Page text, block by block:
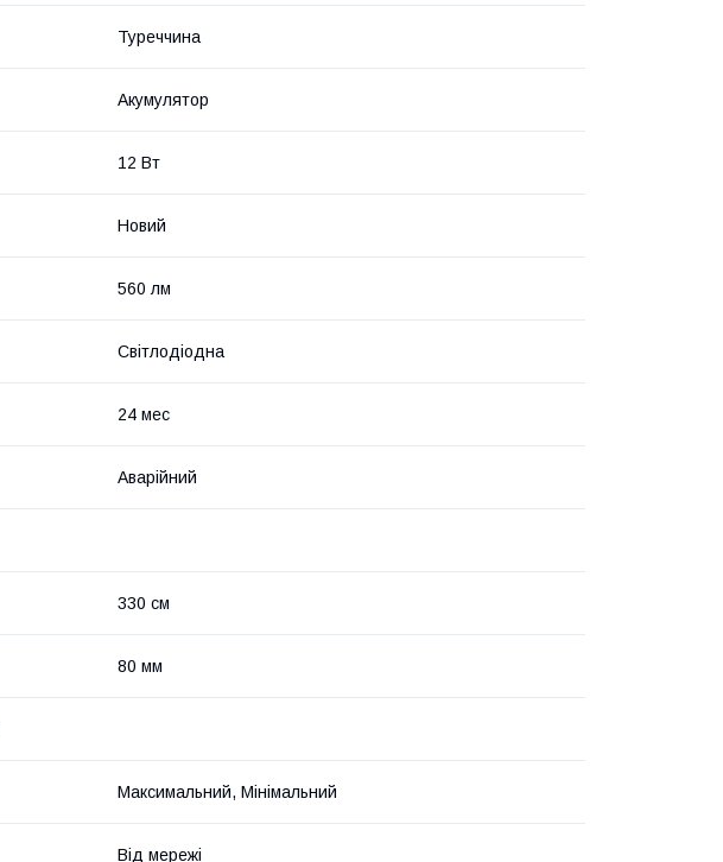
Туреччина
Акумулятор
12 Вт
Новий
560 лм
Світлодіодна
24 мес
Аварійний
330 см
80 мм
Максимальний, Мінімальний
Від мережі